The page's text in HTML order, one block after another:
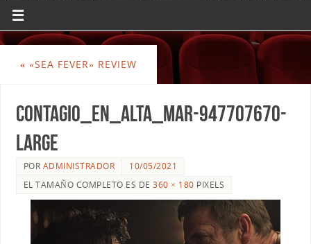
DVD & BLURAY, MERCHANDISING Y TODO LO QUE RODEA AL
SÉPTIMO ARTE
« «SEA FEVER» REVIEW
Contagio_en_alta_mar-947707670-
large
POR ADMINISTRADOR
10/05/2021
EL TAMAÑO COMPLETO ES DE360 × 180 PIXELS